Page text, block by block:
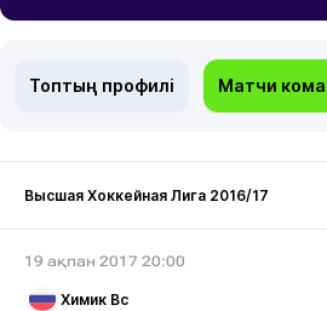
Топтың профилі Матчи
Высшая Хоккейная Лига 2016/17
19 ақпан 2017 20:00
Химик Вс